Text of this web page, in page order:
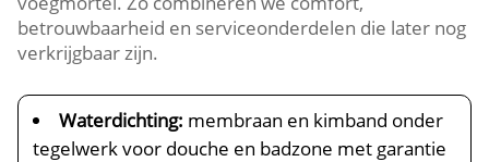
betrouwbaarheid en serviceonderdelen die later nog
verkrijgbaar zijn.
Waterdichting: membraan en kimband onder
tegelwerk voor douche en badzone met garantie